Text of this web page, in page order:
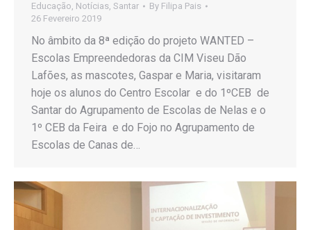
Educação, Notícias, Santar By Filipa Pais
26 Fevereiro 2019
No âmbito da 8ª edição do projeto WANTED –
Escolas Empreendedoras da CIM Viseu Dão
Lafões, as mascotes, Gaspar e Maria, visitaram
hoje os alunos do Centro Escolar e do 1ºCEB de
Santar do Agrupamento de Escolas de Nelas e o
1º CEB da Feira e do Fojo no Agrupamento de
Escolas de Canas de…